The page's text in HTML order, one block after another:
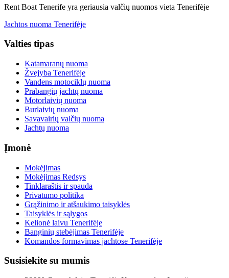
Rent Boat Tenerife yra geriausia valčių nuomos vieta Tenerifėje
Jachtos nuoma Tenerifėje
Valties tipas
Katamaranų nuoma
Žvejyba Tenerifėje
Vandens motociklų nuoma
Prabangių jachtų nuoma
Motorlaivių nuoma
Burlaivių nuoma
Savavairių valčių nuoma
Jachtų nuoma
Įmonė
Mokėjimas
Mokėjimas Redsys
Tinklaraštis ir spauda
Privatumo politika
Grąžinimo ir atšaukimo taisyklės
Taisyklės ir sąlygos
Kelionė laivu Tenerifėje
Banginių stebėjimas Tenerifėje
Komandos formavimas jachtose Tenerifėje
Susisiekite su mumis